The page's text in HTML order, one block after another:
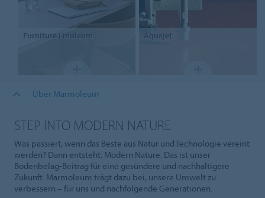
FurnitureLinoleum Aquajet
Über Marmoleum
STEP INTO MODERN NATURE
Was passiert, wenn das Beste aus Natur und Technologie vereint
werden? Dann entsteht: Modern Nature. Das ist unser
Bodenbelag-Beitrag für eine gesündere und nachhaltigere
Zukunft. Marmoleum trägt dazu bei, unsere Umwelt zu
verbessern – für uns und nachfolgende Generationen.